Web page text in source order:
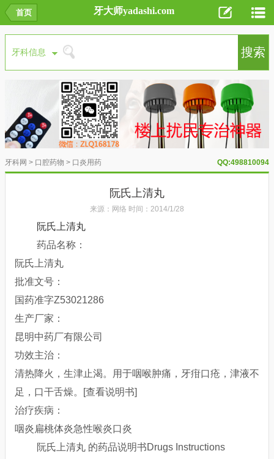
首页 牙大师yadashi.com
牙科网 > 口腔药物 > 口炎用药 QQ:498810094
阮氏上清丸
来源：网络 时间：2014/1/28
阮氏上清丸
药品名称：
阮氏上清丸
批准文号：
国药准字Z53021286
生产厂家：
昆明中药厂有限公司
功效主治：
清热降火，生津止渴。用于咽喉肿痛，牙疳口疮，津液不
足，口干舌燥。[查看说明书]
治疗疾病：
咽炎扁桃体炎急性喉炎口炎
阮氏上清丸 的药品说明书Drugs Instructions